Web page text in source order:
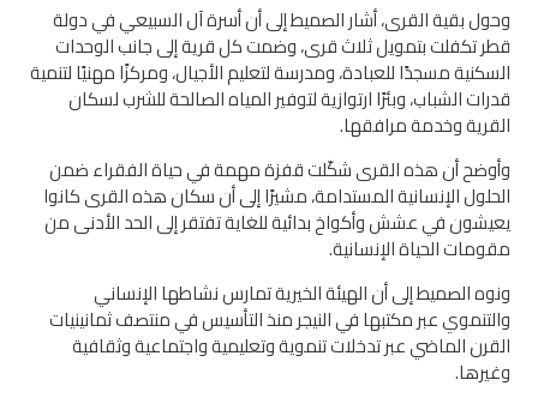
وحول بقية القرى، أشار الصميط إلى أن أسرة آل السبيعي في دولة
قطر تكفلت بتمويل ثلاث قرى، وضمت كل قرية إلى جانب الوحدات
السكنية مسجدًا للعبادة، ومدرسة لتعليم الأجيال، ومركزًا مهنيًا لتنمية
قدرات الشباب، وبئرًا ارتوازية لتوفير المياه الصالحة للشرب لسكان
القرية وخدمة مرافقها.
وأوضح أن هذه القرى شكّلت قفزة مهمة في حياة الفقراء ضمن
الحلول الإنسانية المستدامة، مشيرًا إلى أن سكان هذه القرى كانوا
يعيشون في عشش وأكواخ بدائية للغاية تفتقر إلى الحد الأدنى من
مقومات الحياة الإنسانية.
ونوه الصميط إلى أن الهيئة الخيرية تمارس نشاطها الإنساني
والتنموي عبر مكتبها في النيجر منذ التأسيس في منتصف ثمانينيات
القرن الماضي عبر تدخلات تنموية وتعليمية واجتماعية وثقافية
وغيرها.